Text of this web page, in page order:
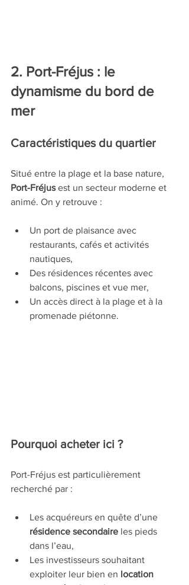
2. Port-Fréjus : le
dynamisme du bord de
mer
Caractéristiques du quartier
Situé entre la plage et la base nature,
Port-Fréjus est un secteur moderne et
animé. On y retrouve :
Un port de plaisance avec
restaurants, cafés et activités
nautiques,
Des résidences récentes avec
balcons, piscines et vue mer,
Un accès direct à la plage et à la
promenade piétonne.
Pourquoi acheter ici ?
Port-Fréjus est particulièrement
recherché par :
Les acquéreurs en quête d’une
résidence secondaire les pieds
dans l’eau,
Les investisseurs souhaitant
exploiter leur bien en location